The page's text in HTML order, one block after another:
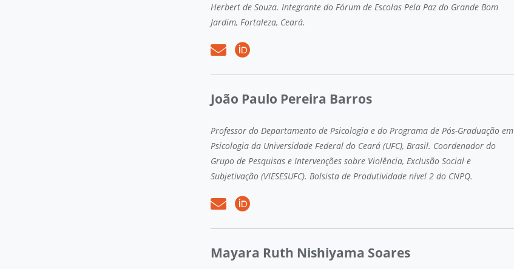
Herbert de Souza. Integrante do Fórum de Escolas Pela Paz do Grande Bom
Jardim, Fortaleza, Ceará.
João Paulo Pereira Barros
Professor do Departamento de Psicologia e do Programa de Pós-Graduação em
Psicologia da Universidade Federal do Ceará (UFC), Brasil. Coordenador do
Grupo de Pesquisas e Intervenções sobre Violência, Exclusão Social e
Subjetivação (VIESESUFC). Bolsista de Produtividade nível 2 do CNPQ.
Mayara Ruth Nishiyama Soares